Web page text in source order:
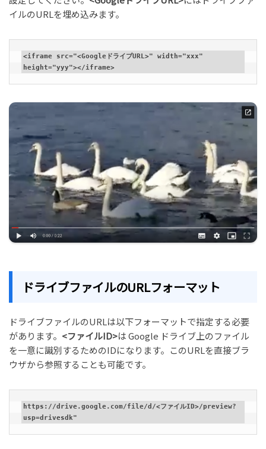
イルのURLを埋め込みます。
<iframe src="<GoogleドライブURL>" width="xxx"
height="yyy"></iframe>
ドライブファイルのURLフォーマット
ドライブファイルのURLは以下フォーマットで指定する必要
があります。 <ファイルID>は Google ドライブ上のファイル
を一意に識別するためのIDになります。このURLを直接ブラ
ウザから参照することも可能です。
https://drive.google.com/file/d/<ファイルID>/preview?
usp=drivesdk"